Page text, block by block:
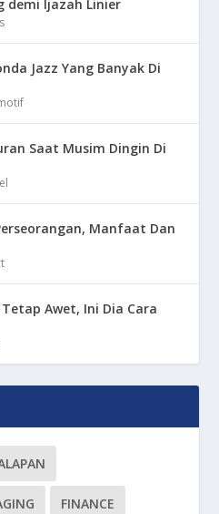
demi Ijazah Linier
Jazz Yang Banyak Di
Saat Musim Dingin Di
Manfaat Dan
Awet, Ini Dia Cara
FINANCE